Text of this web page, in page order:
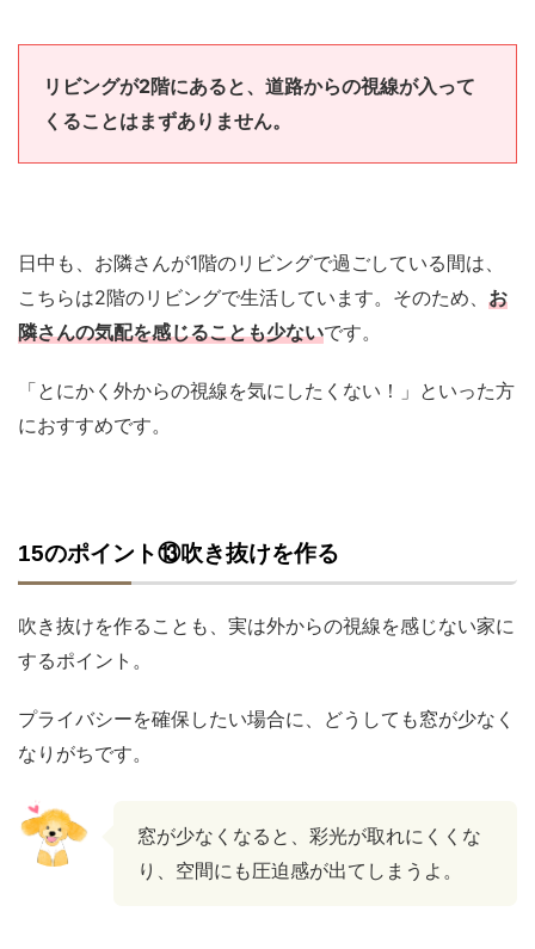
リビングが2階にあると、道路からの視線が入って
くることはまずありません。
日中も、お隣さんが1階のリビングで過ごしている間は、
こちらは2階のリビングで生活しています。そのため、 お
隣さんの気配を感じることも少ないです。
「とにかく外からの視線を気にしたくない！」といった方
におすすめです。
15のポイント⑬吹き抜けを作る
吹き抜けを作ることも、実は外からの視線を感じない家に
するポイント。
プライバシーを確保したい場合に、どうしても窓が少なく
なりがちです。
窓が少なくなると、彩光が取れにくくな
り、空間にも圧迫感が出てしまうよ。